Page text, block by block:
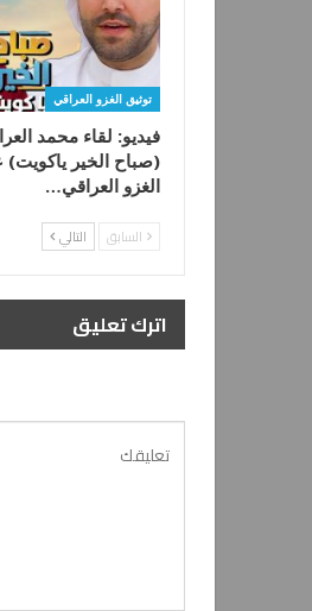
توثيق الغزو العراقي
فيديو: لقاء محمد
(صباح الخير
الغزو العراقي…
السابق التالي
اترك تعليق